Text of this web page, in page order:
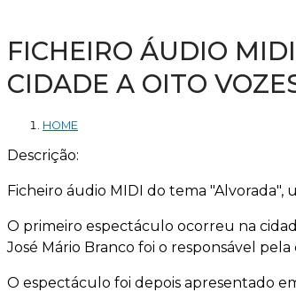
FICHEIRO ÁUDIO
CIDADE A OITO
HOME
Descrição:
Ficheiro áudio MIDI do tema "Alvorada",
O primeiro espectáculo ocorreu na
José Mário Branco foi o responsável
O espectáculo foi depois apresentado